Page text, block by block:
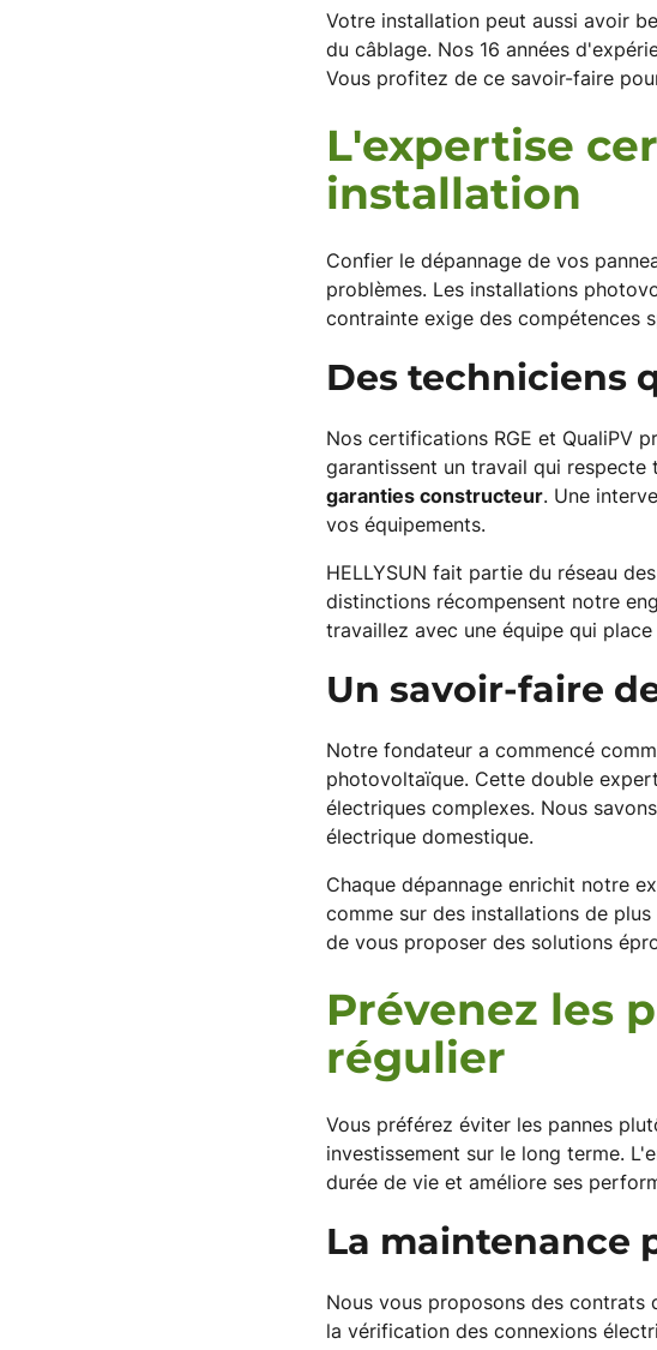
Votre installation peut aussi avoir
du câblage. Nos 16 années
Vous profitez de ce savoir-faire
L'expertise
installation
Confier le dépannage de vos
problèmes. Les installations
contrainte exige des compétences
Des techniciens
Nos certifications RGE et QualiPV
garantissent un travail qui respecte
garanties constructeur. Une
vos équipements.
HELLYSUN fait partie du réseau
distinctions récompensent notre
travaillez avec une équipe qui
Un savoir-faire
Notre fondateur a commencé
photovoltaïque. Cette double
électriques complexes. Nous
électrique domestique.
Chaque dépannage enrichit notre
comme sur des installations de
de vous proposer des solutions
Prévenez les
régulier
Vous préférez éviter les pannes
investissement sur le long terme.
durée de vie et améliore ses
La maintenance
Nous vous proposons des contrats
la vérification des connexions